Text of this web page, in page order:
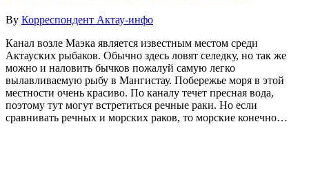
By Корреспондент Актау-инфо
Канал возле Маэка является известным местом среди
Актауских рыбаков. Обычно здесь ловят селедку, но так же
можно и наловить бычков пожалуй самую легко
вылавливаемую рыбу в Мангистау. Побережье моря в этой
местности очень красиво. По каналу течет пресная вода,
поэтому тут могут встретиться речные раки. Но если
сравнивать речных и морских раков, то морские конечно…